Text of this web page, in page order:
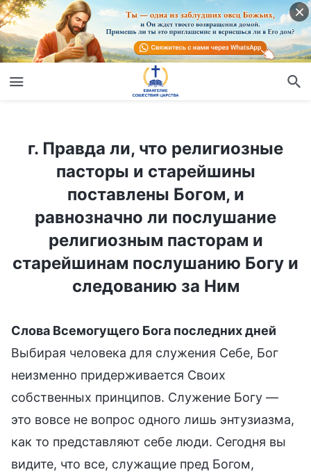
г. Правда ли, что религиозные
пасторы и старейшины
поставлены Богом, и
равнозначно ли послушание
религиозным пасторам и
старейшинам послушанию Богу и
следованию за Ним
Слова Всемогущего Бога последних дней
Выбирая человека для служения Себе, Бог
неизменно придерживается Своих
собственных принципов. Служение Богу —
это вовсе не вопрос одного лишь энтузиазма,
как то представляют себе люди. Сегодня вы
видите, что все, служащие пред Богом,